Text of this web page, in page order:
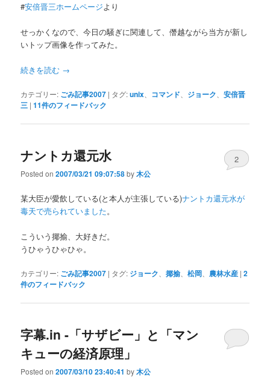
#安倍晋三ホームページより
せっかくなので、今日の騒ぎに関連して、僭越ながら当方が新し
いトップ画像を作ってみた。
続きを読む →
カテゴリー: ごみ記事2007 | タグ:unix、 コマンド、 ジョーク、安倍晋
三 |11件のフィードバック
ナントカ還元水
Posted on2007/03/21 09:07:58by木公
2
某大臣が愛飲している(と本人が主張している)ナントカ還元水が
毒天で売られていました。
こういう揶揄、大好きだ。
うひゃうひゃひゃ。
カテゴリー: ごみ記事2007 | タグ: ジョーク 、揶揄 、松岡 農林水産 |2
件のフィードバック
字幕.in -「サザビー」と「マン
キューの経済原理」
Posted on2007/03/10 23:40:41 by木公